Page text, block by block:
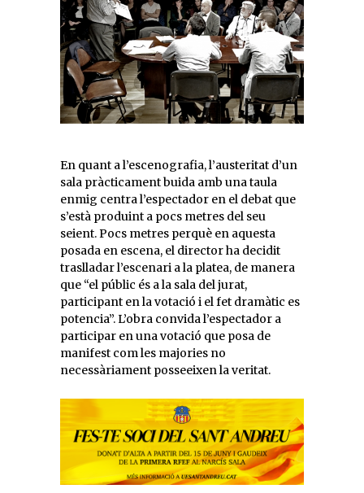
En quant a l’escenografia, l’austeritat d’un
sala pràcticament buida amb una taula
enmig centra l’espectador en el debat que
s’està produint a pocs metres del seu
seient. Pocs metres perquè en aquesta
posada en escena, el director ha decidit
traslladar l’escenari a la platea, de manera
que “el públic és a la sala del jurat,
participant en la votació i el fet dramàtic es
potencia”. L’obra convida l’espectador a
participar en una votació que posa de
manifest com les majories no
necessàriament posseeixen la veritat.